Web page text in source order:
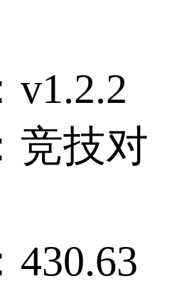
v1.2.2
竞技对
430.63